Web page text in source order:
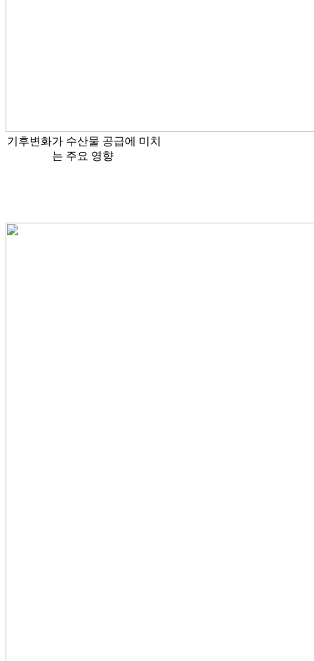
기후변화가 수산물 공급에 미치
는 주요 영향